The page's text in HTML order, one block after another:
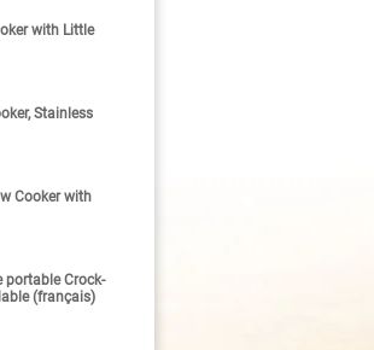
with Little
Stainless
Cooker with
portable Crock-
(français)